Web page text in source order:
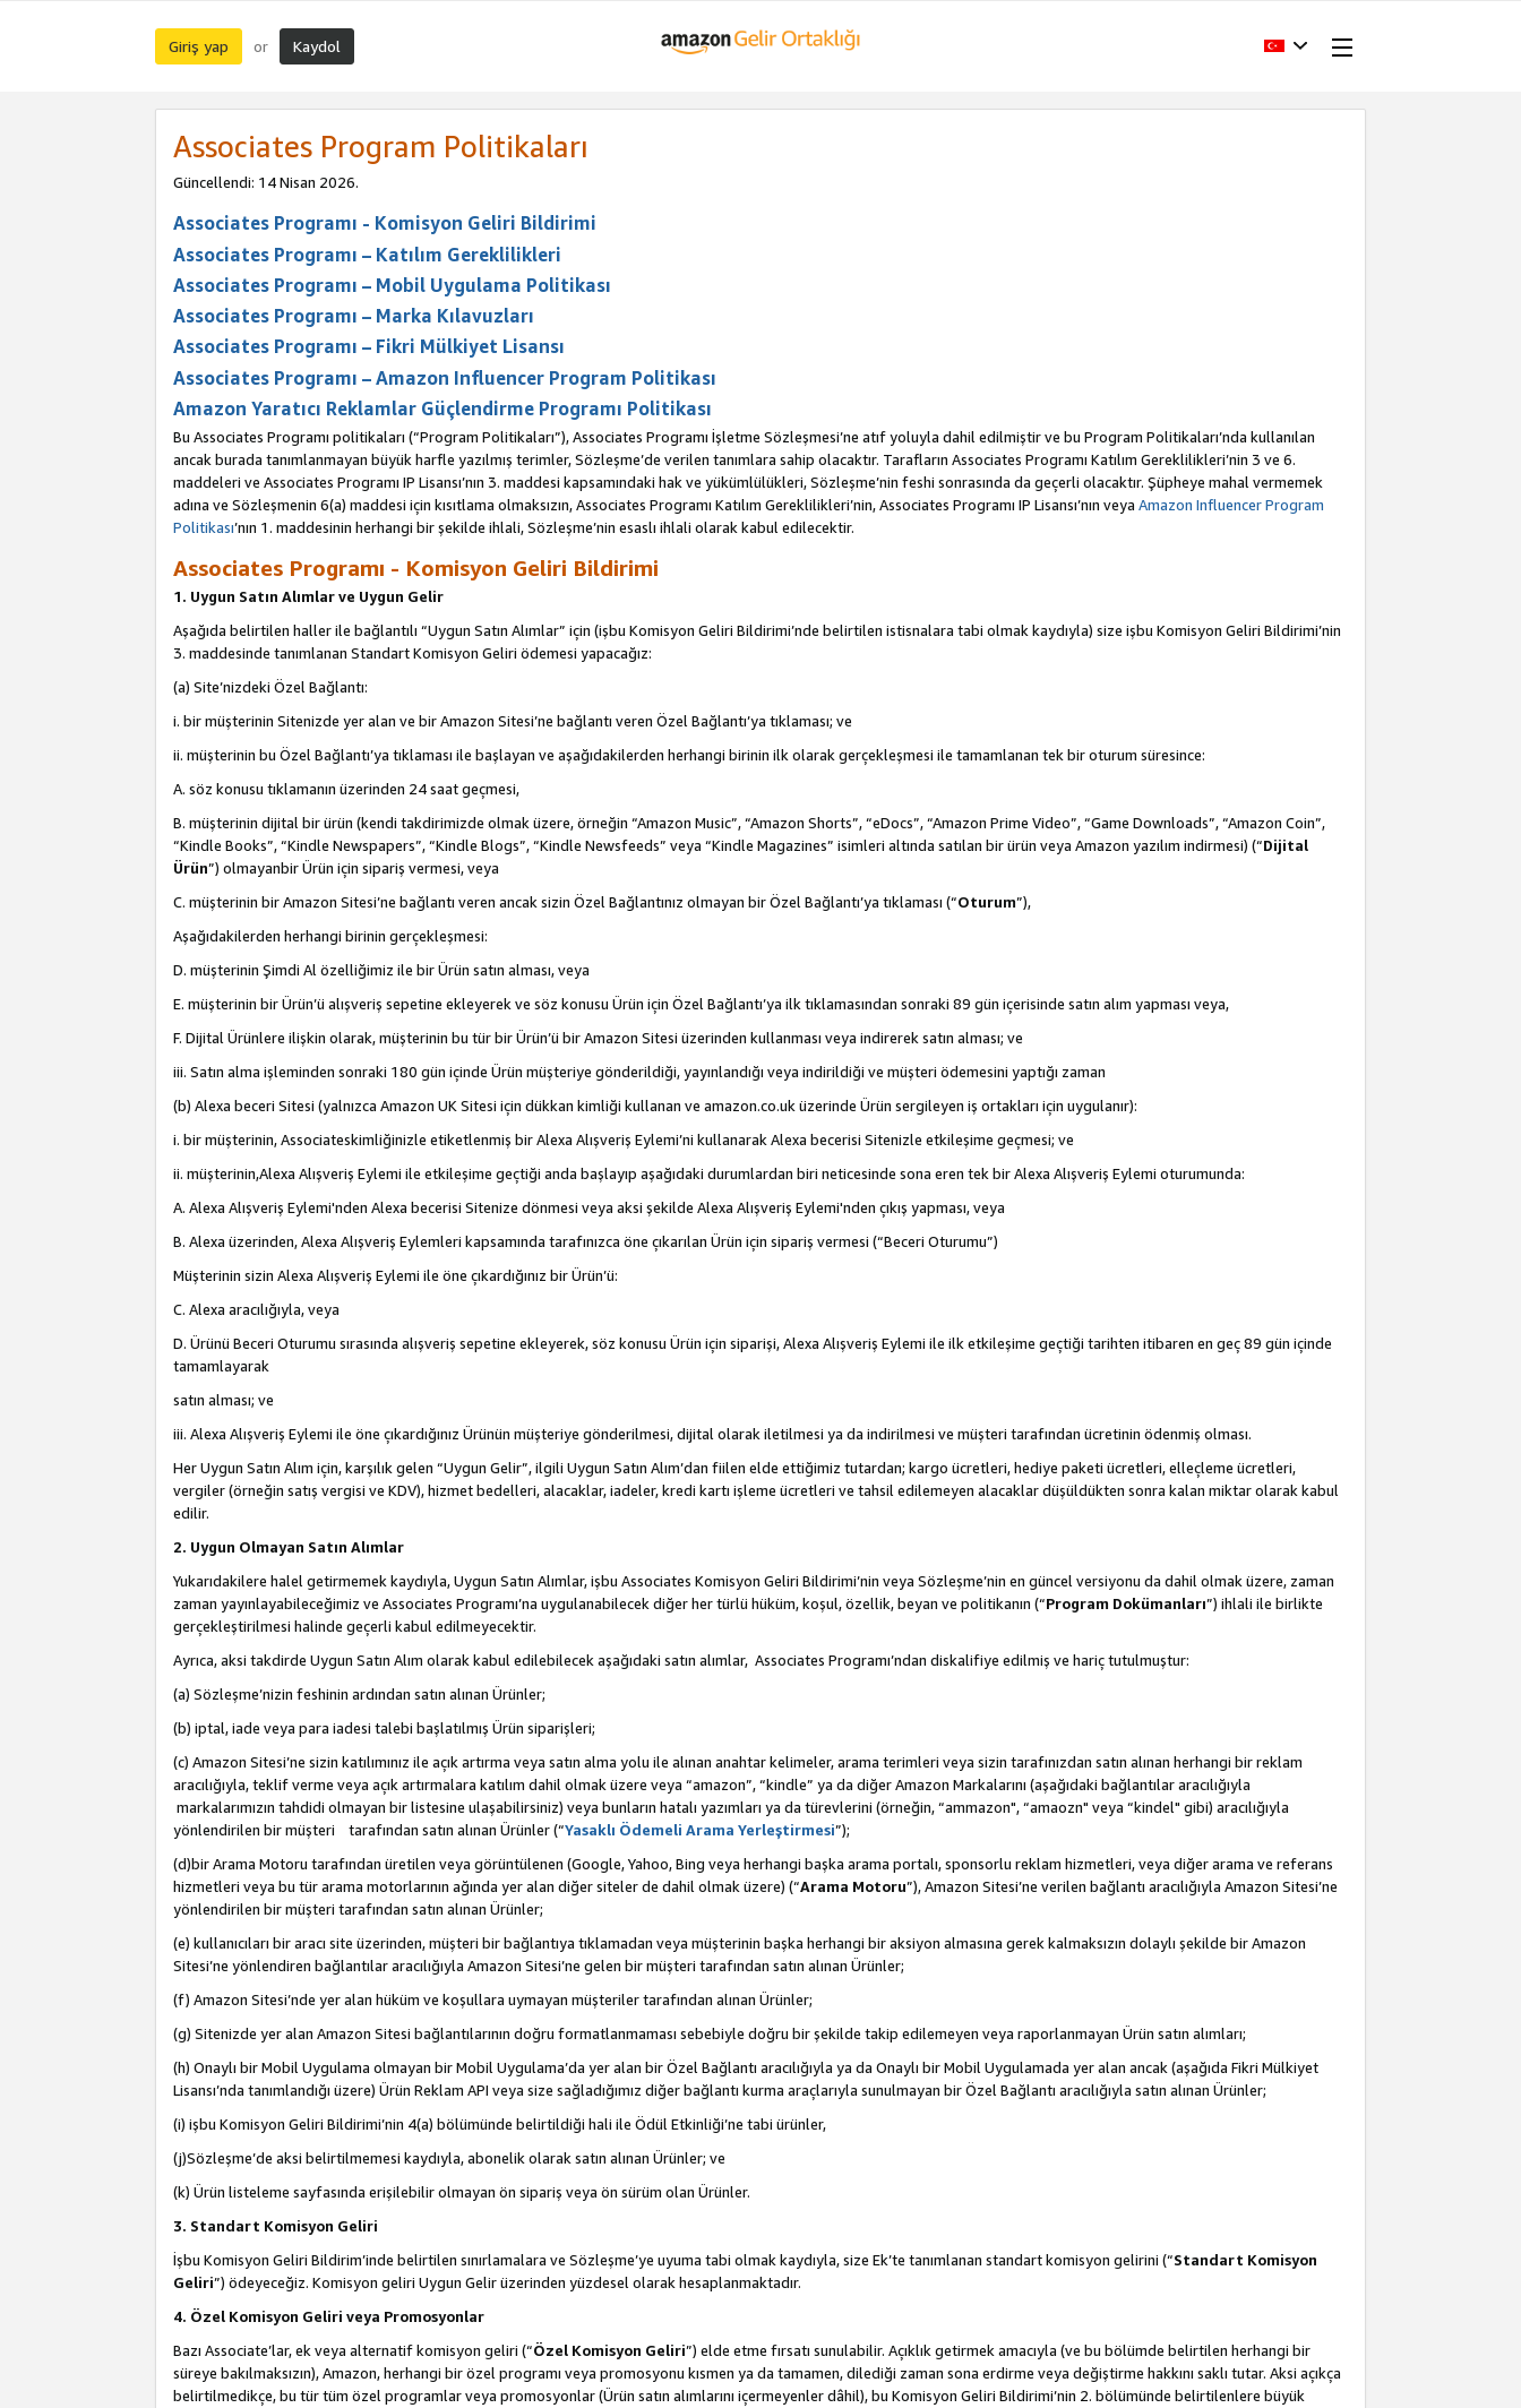
Giriş yap or Kaydol
Associates Program Politikaları
Güncellendi: 14 Nisan 2026.
Associates Programı - Komisyon Geliri Bildirimi
Associates Programı – Katılım Gereklilikleri
Associates Programı – Mobil Uygulama Politikası
Associates Programı – Marka Kılavuzları
Associates Programı – Fikri Mülkiyet Lisansı
Associates Programı – Amazon Influencer Program Politikası
Amazon Yaratıcı Reklamlar Güçlendirme Programı Politikası
Bu Associates Programı politikaları (“Program Politikaları”), Associates Programı İşletme Sözleşmesi’ne atıf yoluyla dahil edilmiştir ve bu Program Politikaları’nda kullanılan
ancak burada tanımlanmayan büyük harfle yazılmış terimler, Sözleşme’de verilen tanımlara sahip olacaktır. Tarafların Associates Programı Katılım Gereklilikleri’nin 3 ve 6.
maddeleri ve Associates Programı IP Lisansı’nın 3. maddesi kapsamındaki hak ve yükümlülükleri, Sözleşme’nin feshi sonrasında da geçerli olacaktır. Şüpheye mahal vermemek
adına ve Sözleşmenin 6(a) maddesi için kısıtlama olmaksızın, Associates Programı Katılım Gereklilikleri’nin, Associates Programı IP Lisansı’nın veya Amazon Influencer Program
Politikası’nın 1. maddesinin herhangi bir şekilde ihlali, Sözleşme’nin esaslı ihlali olarak kabul edilecektir.
Associates Programı - Komisyon Geliri Bildirimi
1. Uygun Satın Alımlar ve Uygun Gelir
Aşağıda belirtilen haller ile bağlantılı “Uygun Satın Alımlar” için (işbu Komisyon Geliri Bildirimi’nde belirtilen istisnalara tabi olmak kaydıyla) size işbu Komisyon Geliri Bildirimi’nin
3. maddesinde tanımlanan Standart Komisyon Geliri ödemesi yapacağız:
(a) Site’nizdeki Özel Bağlantı:
i. bir müşterinin Sitenizde yer alan ve bir Amazon Sitesi’ne bağlantı veren Özel Bağlantı’ya tıklaması; ve
ii. müşterinin bu Özel Bağlantı’ya tıklaması ile başlayan ve aşağıdakilerden herhangi birinin ilk olarak gerçekleşmesi ile tamamlanan tek bir oturum süresince:
A. söz konusu tıklamanın üzerinden 24 saat geçmesi,
B. müşterinin dijital bir ürün (kendi takdirimizde olmak üzere, örneğin “Amazon Music”, “Amazon Shorts”, “eDocs”, “Amazon Prime Video”, “Game Downloads”, “Amazon Coin”,
“Kindle Books”, “Kindle Newspapers”, “Kindle Blogs”, “Kindle Newsfeeds” veya “Kindle Magazines” isimleri altında satılan bir ürün veya Amazon yazılım indirmesi) (“Dijital
Ürün”) olmayanbir Ürün için sipariş vermesi, veya
C. müşterinin bir Amazon Sitesi’ne bağlantı veren ancak sizin Özel Bağlantınız olmayan bir Özel Bağlantı’ya tıklaması (“Oturum”),
Aşağıdakilerden herhangi birinin gerçekleşmesi:
D. müşterinin Şimdi Al özelliğimiz ile bir Ürün satın alması, veya
E. müşterinin bir Ürün’ü alışveriş sepetine ekleyerek ve söz konusu Ürün için Özel Bağlantı’ya ilk tıklamasından sonraki 89 gün içerisinde satın alım yapması veya,
F. Dijital Ürünlere ilişkin olarak, müşterinin bu tür bir Ürün’ü bir Amazon Sitesi üzerinden kullanması veya indirerek satın alması; ve
iii. Satın alma işleminden sonraki 180 gün içinde Ürün müşteriye gönderildiği, yayınlandığı veya indirildiği ve müşteri ödemesini yaptığı zaman
(b) Alexa beceri Sitesi (yalnızca Amazon UK Sitesi için dükkan kimliği kullanan ve amazon.co.uk üzerinde Ürün sergileyen iş ortakları için uygulanır):
i. bir müşterinin, Associateskimliğinizle etiketlenmiş bir Alexa Alışveriş Eylemi’ni kullanarak Alexa becerisi Sitenizle etkileşime geçmesi; ve
ii. müşterinin,Alexa Alışveriş Eylemi ile etkileşime geçtiği anda başlayıp aşağıdaki durumlardan biri neticesinde sona eren tek bir Alexa Alışveriş Eylemi oturumunda:
A. Alexa Alışveriş Eylemi'nden Alexa becerisi Sitenize dönmesi veya aksi şekilde Alexa Alışveriş Eylemi'nden çıkış yapması, veya
B. Alexa üzerinden, Alexa Alışveriş Eylemleri kapsamında tarafınızca öne çıkarılan Ürün için sipariş vermesi (“Beceri Oturumu”)
Müşterinin sizin Alexa Alışveriş Eylemi ile öne çıkardığınız bir Ürün’ü:
C. Alexa aracılığıyla, veya
D. Ürünü Beceri Oturumu sırasında alışveriş sepetine ekleyerek, söz konusu Ürün için siparişi, Alexa Alışveriş Eylemi ile ilk etkileşime geçtiği tarihten itibaren en geç 89 gün içinde
tamamlayarak
satın alması; ve
iii. Alexa Alışveriş Eylemi ile öne çıkardığınız Ürünün müşteriye gönderilmesi, dijital olarak iletilmesi ya da indirilmesi ve müşteri tarafından ücretinin ödenmiş olması.
Her Uygun Satın Alım için, karşılık gelen “Uygun Gelir”, ilgili Uygun Satın Alım’dan fiilen elde ettiğimiz tutardan; kargo ücretleri, hediye paketi ücretleri, elleçleme ücretleri,
vergiler (örneğin satış vergisi ve KDV), hizmet bedelleri, alacaklar, iadeler, kredi kartı işleme ücretleri ve tahsil edilemeyen alacaklar düşüldükten sonra kalan miktar olarak kabul
edilir.
2. Uygun Olmayan Satın Alımlar
Yukarıdakilere halel getirmemek kaydıyla, Uygun Satın Alımlar, işbu Associates Komisyon Geliri Bildirimi’nin veya Sözleşme’nin en güncel versiyonu da dahil olmak üzere, zaman
zaman yayınlayabileceğimiz ve Associates Programı’na uygulanabilecek diğer her türlü hüküm, koşul, özellik, beyan ve politikanın (“Program Dokümanları”) ihlali ile birlikte
gerçekleştirilmesi halinde geçerli kabul edilmeyecektir.
Ayrıca, aksi takdirde Uygun Satın Alım olarak kabul edilebilecek aşağıdaki satın alımlar, Associates Programı’ndan diskalifiye edilmiş ve hariç tutulmuştur:
(a) Sözleşme’nizin feshinin ardından satın alınan Ürünler;
(b) iptal, iade veya para iadesi talebi başlatılmış Ürün siparişleri;
(c) Amazon Sitesi’ne sizin katılımınız ile açık artırma veya satın alma yolu ile alınan anahtar kelimeler, arama terimleri veya sizin tarafınızdan satın alınan herhangi bir reklam
aracılığıyla, teklif verme veya açık artırmalara katılım dahil olmak üzere veya “amazon”, “kindle” ya da diğer Amazon Markalarını (aşağıdaki bağlantılar aracılığıyla
markalarımızın tahdidi olmayan bir listesine ulaşabilirsiniz) veya bunların hatalı yazımları ya da türevlerini (örneğin, “ammazon", “amaozn" veya “kindel" gibi) aracılığıyla
yönlendirilen bir müşteri tarafından satın alınan Ürünler (“Yasaklı Ödemeli Arama Yerleştirmesi”);
(d)bir Arama Motoru tarafından üretilen veya görüntülenen (Google, Yahoo, Bing veya herhangi başka arama portalı, sponsorlu reklam hizmetleri, veya diğer arama ve referans
hizmetleri veya bu tür arama motorlarının ağında yer alan diğer siteler de dahil olmak üzere) (“Arama Motoru”), Amazon Sitesi’ne verilen bağlantı aracılığıyla Amazon Sitesi’ne
yönlendirilen bir müşteri tarafından satın alınan Ürünler;
(e) kullanıcıları bir aracı site üzerinden, müşteri bir bağlantıya tıklamadan veya müşterinin başka herhangi bir aksiyon almasına gerek kalmaksızın dolaylı şekilde bir Amazon
Sitesi’ne yönlendiren bağlantılar aracılığıyla Amazon Sitesi’ne gelen bir müşteri tarafından satın alınan Ürünler;
(f) Amazon Sitesi’nde yer alan hüküm ve koşullara uymayan müşteriler tarafından alınan Ürünler;
(g) Sitenizde yer alan Amazon Sitesi bağlantılarının doğru formatlanmaması sebebiyle doğru bir şekilde takip edilemeyen veya raporlanmayan Ürün satın alımları;
(h) Onaylı bir Mobil Uygulama olmayan bir Mobil Uygulama’da yer alan bir Özel Bağlantı aracılığıyla ya da Onaylı bir Mobil Uygulamada yer alan ancak (aşağıda Fikri Mülkiyet
Lisansı’nda tanımlandığı üzere) Ürün Reklam API veya size sağladığımız diğer bağlantı kurma araçlarıyla sunulmayan bir Özel Bağlantı aracılığıyla satın alınan Ürünler;
(i) işbu Komisyon Geliri Bildirimi’nin 4(a) bölümünde belirtildiği hali ile Ödül Etkinliği’ne tabi ürünler,
(j)Sözleşme’de aksi belirtilmemesi kaydıyla, abonelik olarak satın alınan Ürünler; ve
(k) Ürün listeleme sayfasında erişilebilir olmayan ön sipariş veya ön sürüm olan Ürünler.
3. Standart Komisyon Geliri
İşbu Komisyon Geliri Bildirim’inde belirtilen sınırlamalara ve Sözleşme’ye uyuma tabi olmak kaydıyla, size Ek’te tanımlanan standart komisyon gelirini (“Standart Komisyon
Geliri”) ödeyeceğiz. Komisyon geliri Uygun Gelir üzerinden yüzdesel olarak hesaplanmaktadır.
4. Özel Komisyon Geliri veya Promosyonlar
Bazı Associate’lar, ek veya alternatif komisyon geliri (“Özel Komisyon Geliri”) elde etme fırsatı sunulabilir. Açıklık getirmek amacıyla (ve bu bölümde belirtilen herhangi bir
süreye bakılmaksızın), Amazon, herhangi bir özel programı veya promosyonu kısmen ya da tamamen, dilediği zaman sona erdirme veya değiştirme hakkını saklı tutar. Aksi açıkça
belirtilmedikçe, bu tür tüm özel programlar veya promosyonlar (Ürün satın alımlarını içermeyenler dâhil), bu Komisyon Geliri Bildirimi’nin 2. bölümünde belirtilenlere büyük